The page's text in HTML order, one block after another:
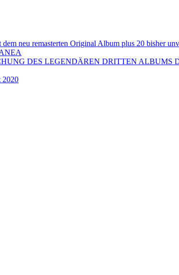
neu remasterten Original Album plus 20 bisher
DES LEGENDÄREN DRITTEN ALBUMS
2020